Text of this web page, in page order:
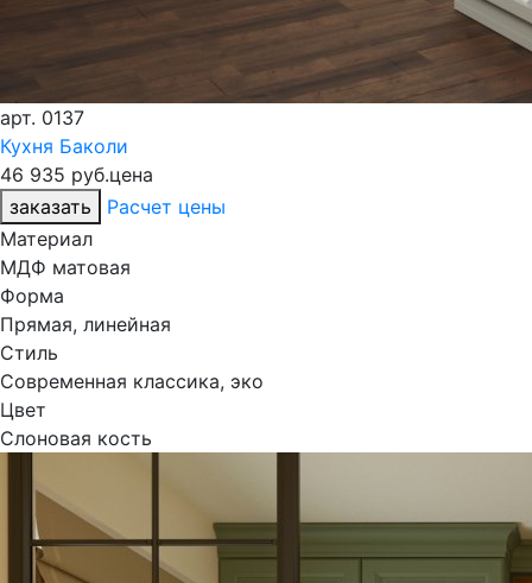
арт. 0137
Кухня Баколи
46 935 руб.цена
заказать
Расчет цены
Материал
МДФ матовая
Форма
Прямая, линейная
Стиль
Современная классика, эко
Цвет
Слоновая кость